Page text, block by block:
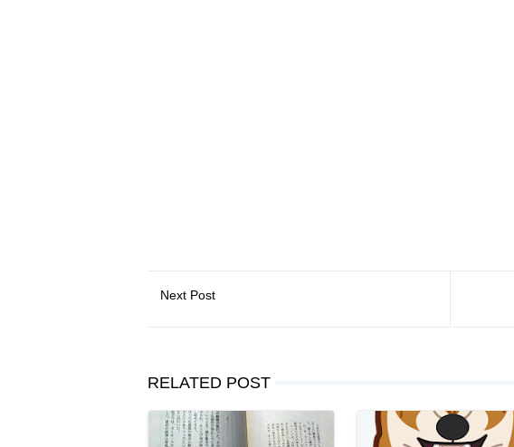
Next Post
RELATED POST